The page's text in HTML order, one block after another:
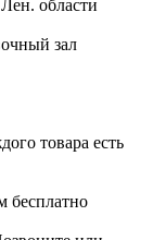
области
зал
товара есть